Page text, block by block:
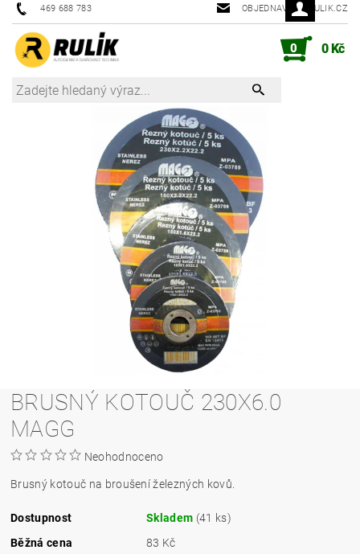
469 688 783 OBJEDNAVKY@RULIK.CZ
0 0 Kč
BRUSNÝ KOTOUČ 230X6.0
MAGG
Neohodnoceno
Brusný kotouč na broušení železných kovů.
Dostupnost Skladem (41 ks)
Běžná cena
83 Kč